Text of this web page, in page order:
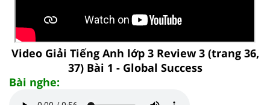
Video Giải Tiếng Anh lớp 3 Review 3 (trang 36,
37) Bài 1 - Global Success
Bài nghe: